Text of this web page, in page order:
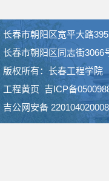
长春市朝阳区宽平大路
长春市朝阳区同志街3066
版权所有：长春工程学院
工程黄页 吉ICP备
吉公网安备